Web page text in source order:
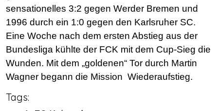
sensationelles 3:2 gegen Werder Bremen und
1996 durch ein 1:0 gegen den Karlsruher SC.
Eine Woche nach dem ersten Abstieg aus der
Bundesliga kühlte der FCK mit dem Cup-Sieg die
Wunden. Mit dem „goldenen“ Tor durch Martin
Wagner begann die Mission Wiederaufstieg.
Tags: